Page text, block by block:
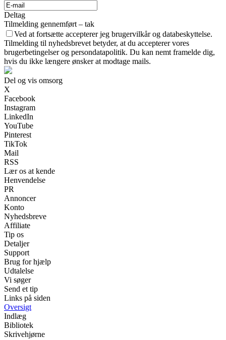
Deltag
Tilmelding gennemført – tak
Ved at fortsætte accepterer jeg brugervilkår og databeskyttelse.
Tilmelding til nyhedsbrevet betyder, at du accepterer vores
brugerbetingelser og persondatapolitik. Du kan nemt framelde dig,
hvis du ikke længere ønsker at modtage mails.
Del og vis omsorg
X
Facebook
Instagram
LinkedIn
YouTube
Pinterest
TikTok
Mail
RSS
Lær os at kende
Henvendelse
PR
Annoncer
Konto
Nyhedsbreve
Affiliate
Tip os
Detaljer
Support
Brug for hjælp
Udtalelse
Vi søger
Send et tip
Links på siden
Oversigt
Indlæg
Bibliotek
Skrivehjørne